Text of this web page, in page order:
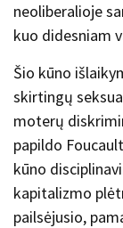
neoliberalioje
kuo didesniam
Šio kūno
skirtingų
moterų
papildo
kūno
kapitalizmo
pailsėjusio,